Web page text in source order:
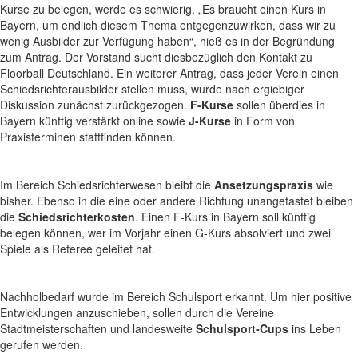
Kurse zu belegen, werde es schwierig. „Es braucht einen Kurs in
Bayern, um endlich diesem Thema entgegenzuwirken, dass wir zu
wenig Ausbilder zur Verfügung haben“, hieß es in der Begründung
zum Antrag. Der Vorstand sucht diesbezüglich den Kontakt zu
Floorball Deutschland. Ein weiterer Antrag, dass jeder Verein einen
Schiedsrichterausbilder stellen muss, wurde nach ergiebiger
Diskussion zunächst zurückgezogen. F-Kurse sollen überdies in
Bayern künftig verstärkt online sowie J-Kurse in Form von
Praxisterminen stattfinden können.
Im Bereich Schiedsrichterwesen bleibt die Ansetzungspraxis wie
bisher. Ebenso in die eine oder andere Richtung unangetastet bleiben
die Schiedsrichterkosten. Einen F-Kurs in Bayern soll künftig
belegen können, wer im Vorjahr einen G-Kurs absolviert und zwei
Spiele als Referee geleitet hat.
Nachholbedarf wurde im Bereich Schulsport erkannt. Um hier positive
Entwicklungen anzuschieben, sollen durch die Vereine
Stadtmeisterschaften und landesweite Schulsport‑Cups ins Leben
gerufen werden.